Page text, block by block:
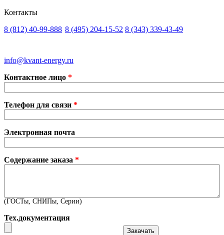
Контакты
8 (812) 40-99-888 8 (495) 204-15-52 8 (343) 339-43-49
info@kvant-energy.ru
Контактное лицо *
Телефон для связи *
Электронная почта
Содержание заказа *
(ГОСТы, СНИПы, Серии)
Тех.документация